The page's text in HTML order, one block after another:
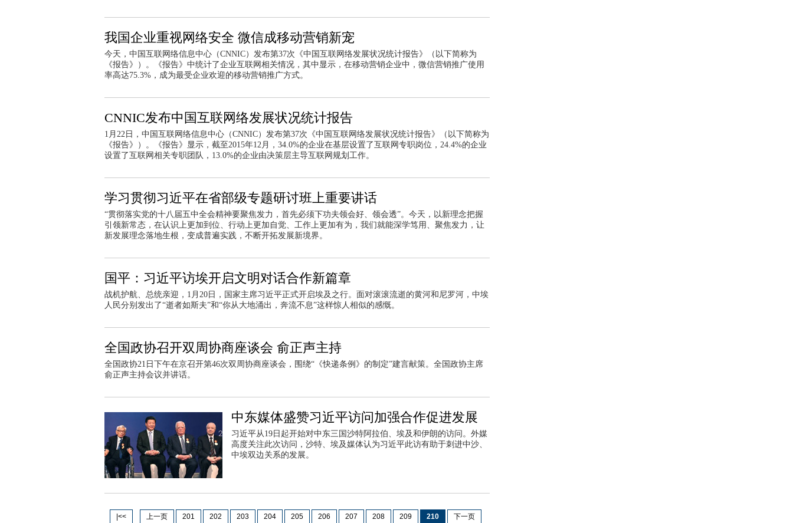
我国企业重视网络安全 微信成移动营销新宠
今天，中国互联网络信息中心（CNNIC）发布第37次《中国互联网络发展状况统计报告》（以下简称为
《报告》）。《报告》中统计了企业互联网相关情况，其中显示，在移动营销企业中，微信营销推广使用
率高达75.3%，成为最受企业欢迎的移动营销推广方式。
CNNIC发布中国互联网络发展状况统计报告
1月22日，中国互联网络信息中心（CNNIC）发布第37次《中国互联网络发展状况统计报告》（以下简称为
《报告》）。《报告》显示，截至2015年12月，34.0%的企业在基层设置了互联网专职岗位，24.4%的企业
设置了互联网相关专职团队，13.0%的企业由决策层主导互联网规划工作。
学习贯彻习近平在省部级专题研讨班上重要讲话
“贯彻落实党的十八届五中全会精神要聚焦发力，首先必须下功夫领会好、领会透”。今天，以新理念把握
引领新常态，在认识上更加到位、行动上更加自觉、工作上更加有为，我们就能深学笃用、聚焦发力，让
新发展理念落地生根，变成普遍实践，不断开拓发展新境界。
国平：习近平访埃开启文明对话合作新篇章
战机护航、总统亲迎，1月20日，国家主席习近平正式开启埃及之行。面对滚滚流逝的黄河和尼罗河，中埃
人民分别发出了“逝者如斯夫”和“你从大地涌出，奔流不息”这样惊人相似的感慨。
全国政协召开双周协商座谈会 俞正声主持
全国政协21日下午在京召开第46次双周协商座谈会，围绕“《快递条例》的制定”建言献策。全国政协主席
俞正声主持会议并讲话。
中东媒体盛赞习近平访问加强合作促进发展
习近平从19日起开始对中东三国沙特阿拉伯、埃及和伊朗的访问。外媒
高度关注此次访问，沙特、埃及媒体认为习近平此访有助于刺进中沙、
中埃双边关系的发展。
|<< 上一页 201 202 203 204 205 206 207 208 209 210 下一页